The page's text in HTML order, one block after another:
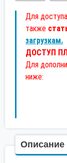
Для
также
загрузкам.
ДОСТУП
Для
ниже:
Описание